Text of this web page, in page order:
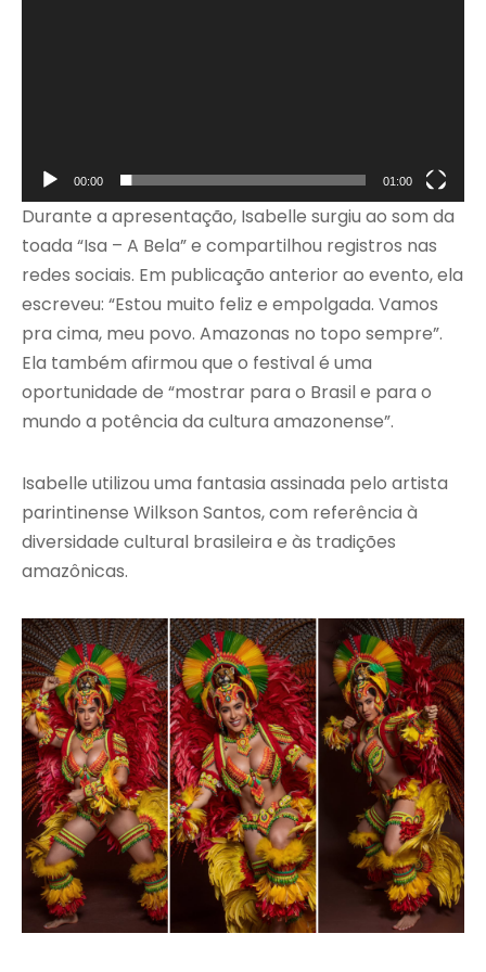
00:00 01:00
Durante a apresentação, Isabelle surgiu ao som da
toada “Isa – A Bela” e compartilhou registros nas
redes sociais. Em publicação anterior ao evento, ela
escreveu: “Estou muito feliz e empolgada. Vamos
pra cima, meu povo. Amazonas no topo sempre”.
Ela também afirmou que o festival é uma
oportunidade de “mostrar para o Brasil e para o
mundo a potência da cultura amazonense”.
Isabelle utilizou uma fantasia assinada pelo artista
parintinense Wilkson Santos, com referência à
diversidade cultural brasileira e às tradições
amazônicas.